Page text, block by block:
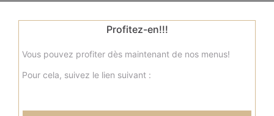
Profitez-en!!!
Vous pouvez profiter dès maintenant de nos menus!
Pour cela, suivez le lien suivant :